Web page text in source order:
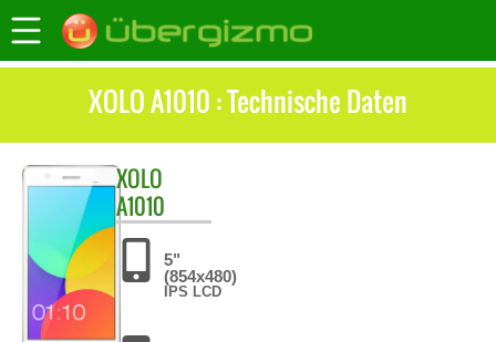
XOLO A1010 : Technische Daten
XOLO
A1010
5"
(854x480)
IPS LCD